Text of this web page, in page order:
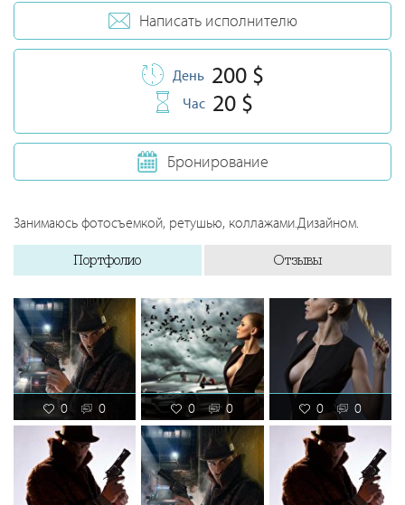
Написать исполнителю
День 200 $
Час 20 $
Бронирование
Занимаюсь фотосъемкой, ретушью, коллажами.Дизайном.
Портфолио Отзывы
0 0 0 0 0 0